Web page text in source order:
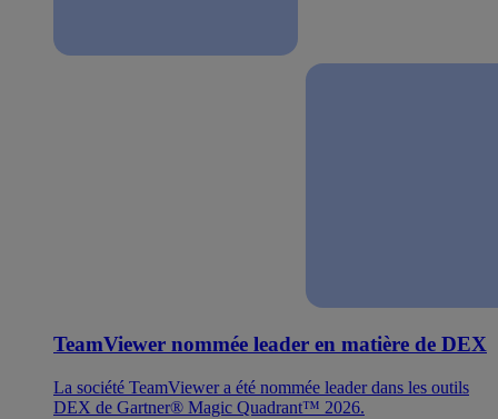
TeamViewer nommée leader en matière de DEX
La société TeamViewer a été nommée leader dans les outils
DEX de Gartner® Magic Quadrant™ 2026.